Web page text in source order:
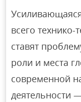
всего технико-
ставят
роли и места
современной
деятельности